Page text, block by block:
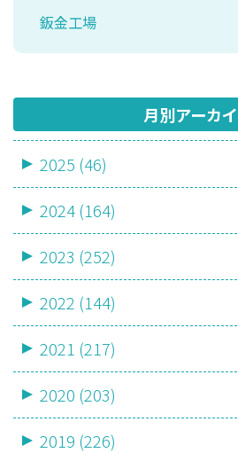
鈑金工場
月別アーカ
2025 (46)
2024 (164)
2023 (252)
2022 (144)
2021 (217)
2020 (203)
2019 (226)